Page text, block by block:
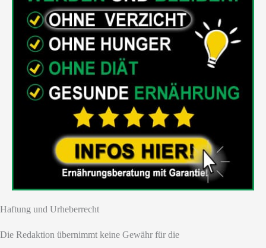
Haftung und Urheberrecht
Die Redaktion übernimmt keine Gewähr für die